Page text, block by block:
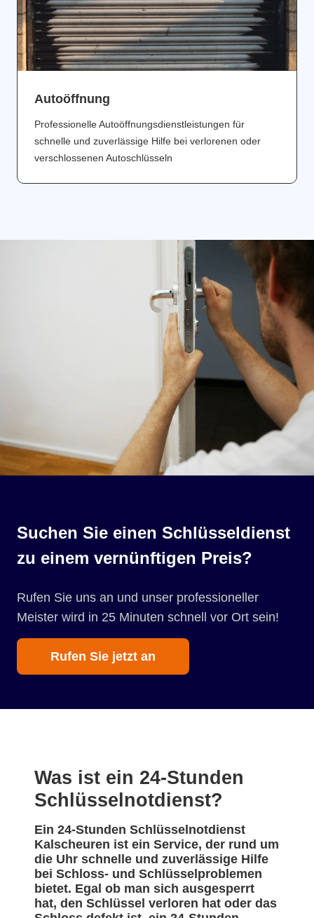
Аutoöffnung
Professionelle Autoöffnungsdienstleistungen für
schnelle und zuverlässige Hilfe bei verlorenen oder
verschlossenen Autoschlüsseln
Suchen Sie einen Schlüsseldienst
zu einem vernünftigen Preis?
Rufen Sie uns an und unser professioneller
Meister wird in 25 Minuten schnell vor Ort sein!
Rufen Sie jetzt an
Was ist ein 24-Stunden
Schlüsselnotdienst?
Ein 24-Stunden Schlüsselnotdienst
Kalscheuren ist ein Service, der rund um
die Uhr schnelle und zuverlässige Hilfe
bei Schloss- und Schlüsselproblemen
bietet. Egal ob man sich ausgesperrt
hat, den Schlüssel verloren hat oder das